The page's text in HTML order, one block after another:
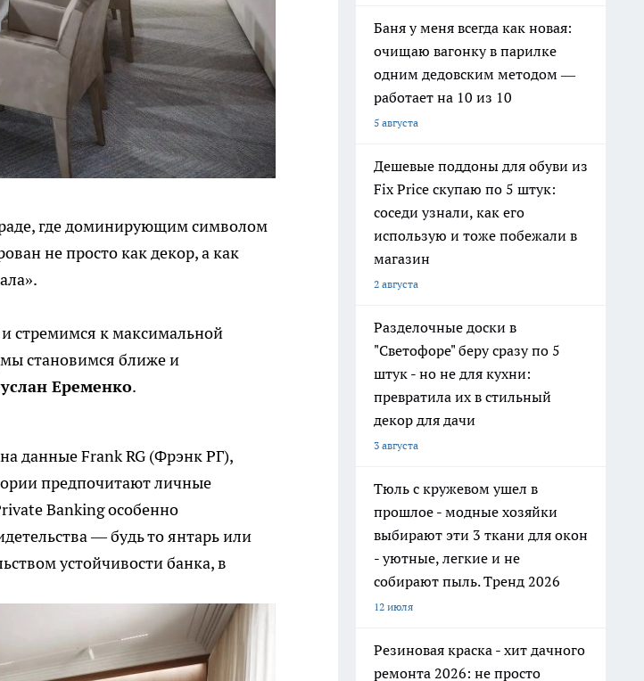
где доминирующим символом
не просто как декор, а как
стремимся к максимальной
мы становимся ближе и
Еременко.
данные Frank RG (Фрэнк РГ),
предпочитают личные
Banking особенно
— будь то янтарь или
устойчивости банка, в
Баня у меня всегда как новая:
очищаю вагонку в парилке
одним дедовским методом —
работает на 10 из 10
5 августа
Дешевые поддоны для обуви из
Fix Price скупаю по 5 штук:
соседи узнали, как его
использую и тоже побежали в
магазин
2 августа
Разделочные доски в
"Светофоре" беру сразу по 5
штук - но не для кухни:
превратила их в стильный
декор для дачи
3 августа
Тюль с кружевом ушел в
прошлое - модные хозяйки
выбирают эти 3 ткани для окон
- уютные, легкие и не
собирают пыль. Тренд 2026
12 июля
Резиновая краска - хит дачного
ремонта 2026: не просто